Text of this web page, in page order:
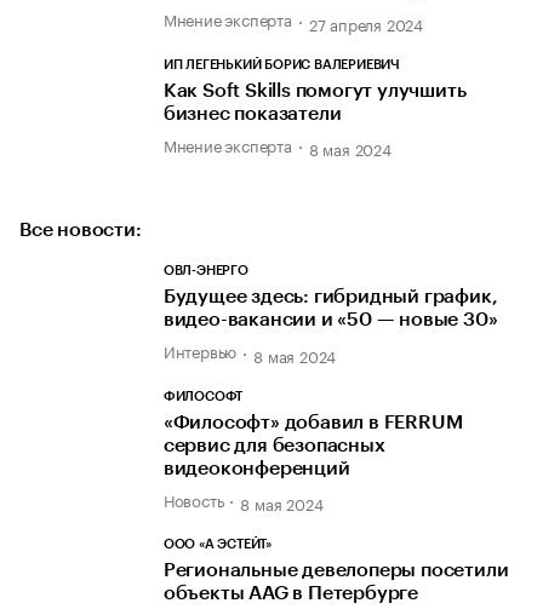
Мнение эксперта 27 апреля 2024
ИП ЛЕГЕНЬКИЙ БОРИС ВАЛЕРИЕВИЧ
Как Soft Skills помогут улучшить
бизнес показатели
Мнение эксперта 8 мая 2024
Все новости:
ОВЛ-ЭНЕРГО
Будущее здесь: гибридный график,
видео-вакансии и «50 — новые 30»
Интервью 8 мая 2024
ФИЛОСОФТ
«Философт» добавил в FERRUM
сервис для безопасных
видеоконференций
Новость 8 мая 2024
ООО «А ЭСТЕЙТ»
Региональные девелоперы посетили
объекты AAG в Петербурге